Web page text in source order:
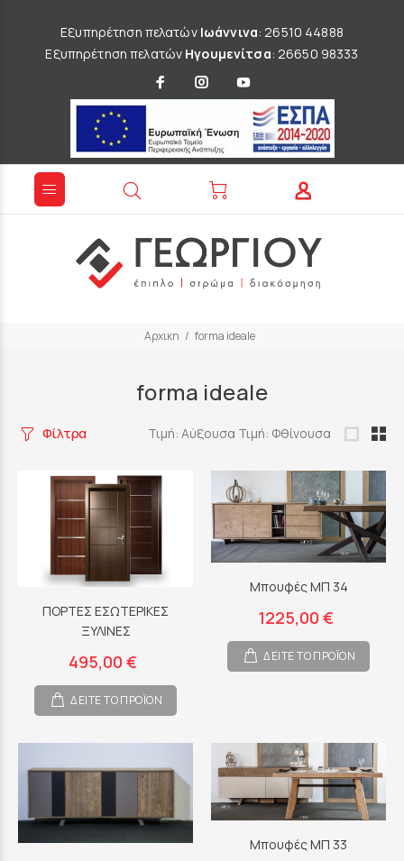
Εξυπηρέτηση πελατών Ιωάννινα: 26510 44888
Εξυπηρέτηση πελατών Ηγουμενίτσα: 26650 98333
Αρχικη forma ideale
forma ideale
Φίλτρα Τιμή: Αύξουσα Τιμή: Φθίνουσα
ΠΟΡΤΕΣ ΕΣΩΤΕΡΙΚΕΣ
ΞΥΛΙΝΕΣ
495,00 €
ΔΕΙΤΕ ΤΟ ΠΡΟΪΟΝ
Μπουφές ΜΠ 34
1225,00 €
ΔΕΙΤΕ ΤΟ ΠΡΟΪΟΝ
Μπουφές ΜΠ 33